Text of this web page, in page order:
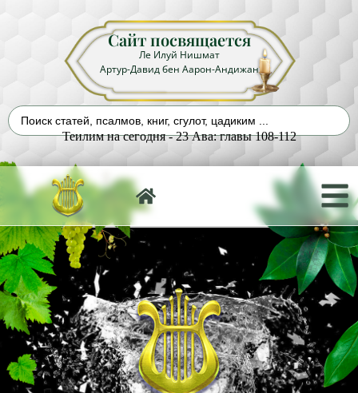
Сайт посвящается
Ле Илуй Нишмат
Артур-Давид бен Аарон-Андижан
Теилим на сегодня - 23 Ава: главы 108-112